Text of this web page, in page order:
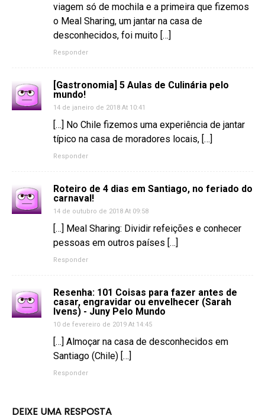
viagem só de mochila e a primeira que fizemos
o Meal Sharing, um jantar na casa de
desconhecidos, foi muito […]
Responder
[Gastronomia] 5 Aulas de Culinária pelo
mundo!
14 de janeiro de 2018 At 10:41
[…] No Chile fizemos uma experiência de jantar
típico na casa de moradores locais, […]
Responder
Roteiro de 4 dias em Santiago, no feriado do
carnaval!
14 de outubro de 2018 At 09:58
[…] Meal Sharing: Dividir refeições e conhecer
pessoas em outros países […]
Responder
Resenha: 101 Coisas para fazer antes de
casar, engravidar ou envelhecer (Sarah
Ivens) - Juny Pelo Mundo
10 de fevereiro de 2019 At 14:45
[…] Almoçar na casa de desconhecidos em
Santiago (Chile) […]
Responder
DEIXE UMA RESPOSTA